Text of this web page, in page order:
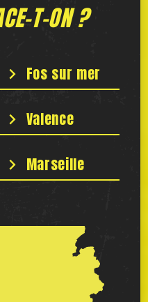
T-ON ?
Fos sur mer
Valence
Marseille